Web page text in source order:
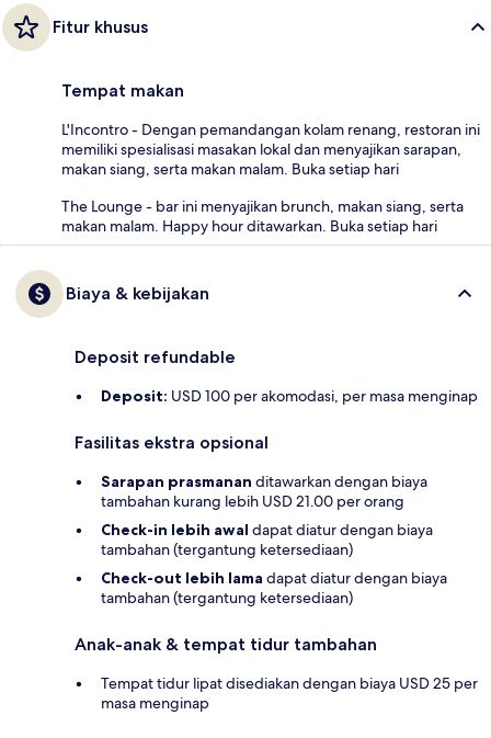
Fitur khusus
Tempat makan
L'Incontro - Dengan pemandangan kolam renang, restoran ini
memiliki spesialisasi masakan lokal dan menyajikan sarapan,
makan siang, serta makan malam. Buka setiap hari
The Lounge - bar ini menyajikan brunch, makan siang, serta
makan malam. Happy hour ditawarkan. Buka setiap hari
Biaya & kebijakan
Deposit refundable
Deposit: USD 100 per akomodasi, per masa menginap
Fasilitas ekstra opsional
Sarapan prasmanan ditawarkan dengan biaya
tambahan kurang lebih USD 21.00 per orang
Check-in lebih awal dapat diatur dengan biaya
tambahan (tergantung ketersediaan)
Check-out lebih lama dapat diatur dengan biaya
tambahan (tergantung ketersediaan)
Anak-anak & tempat tidur tambahan
Tempat tidur lipat disediakan dengan biaya USD 25 per
masa menginap